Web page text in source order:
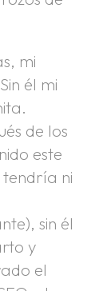
mi
él mi
de los
este
ni
sin él
y
el